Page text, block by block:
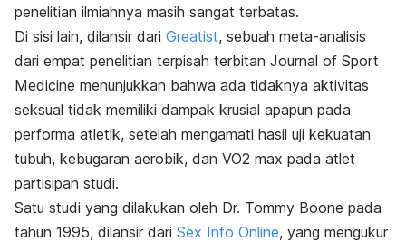
penelitian ilmiahnya masih sangat terbatas.
Di sisi lain, dilansir dari Greatist, sebuah meta-analisis
dari empat penelitian terpisah terbitan Journal of Sport
Medicine menunjukkan bahwa ada tidaknya aktivitas
seksual tidak memiliki dampak krusial apapun pada
performa atletik, setelah mengamati hasil uji kekuatan
tubuh, kebugaran aerobik, dan VO2 max pada atlet
partisipan studi.
Satu studi yang dilakukan oleh Dr. Tommy Boone pada
tahun 1995, dilansir dari Sex Info Online, yang mengukur